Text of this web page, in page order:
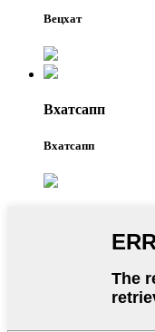
Вецхат
Вхатсапп
Вхатсапп